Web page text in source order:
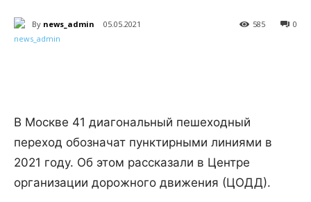
By news_admin 05.05.2021 0
585
В Москве 41 диагональный пешеходный
переход обозначат пунктирными линиями в
2021 году. Об этом рассказали в Центре
организации дорожного движения (ЦОДД).